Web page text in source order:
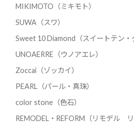
MIKIMOTO（ミキモト）
SUWA（スワ）
Sweet 10 Diamond（スイートテン・
UNOAERRE（ウノアエレ）
Zoccai（ゾッカイ）
PEARL（パール・真珠）
color stone（色石）
REMODEL・REFORM（リモデル リ